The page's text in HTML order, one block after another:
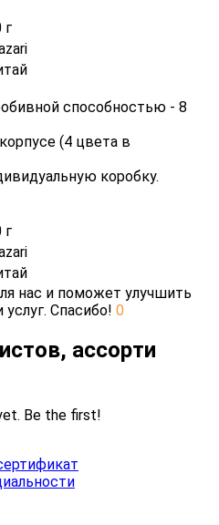
г
способностью - 8
(4 цвета в
коробку.
г
нас и поможет улучшить
Спасибо! 0
ассорти
Be the first!